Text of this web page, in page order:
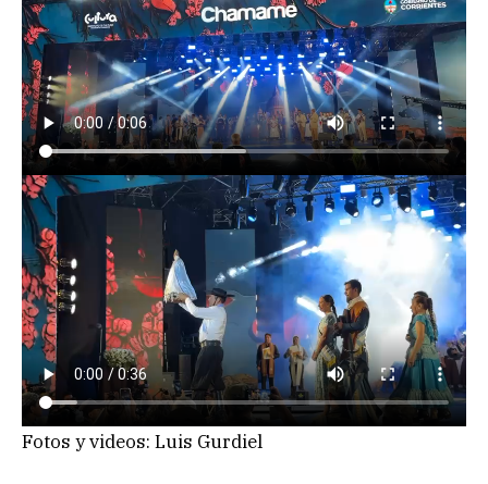
Fotos y videos: Luis Gurdiel